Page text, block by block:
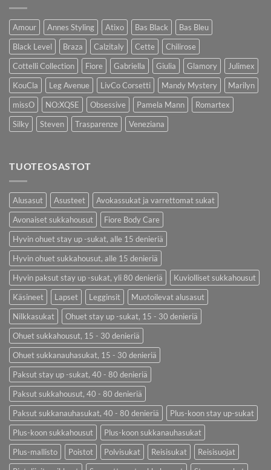
Amour Annes Styling Atixo Bas Black
Bas Bleu
Black Level
Braza Calzitaly Cette
Chilirose
Cottelli Collection
Fiore Gabriella Giulia Glamory
Julimex
KouCla
Leg Avenue LivCo Corsetti Mandy Mystery
Marilyn
missO
NO:XQSE Obsessive Pamela Mann
Romartex
Silky
Steven Trasparenze Veneziana
TUOTEOSASTOT
Alusasut Asusteet
Avokassukat ja varrettomat sukat
Avonaiset sukkahousut
Fiore Body Care
Hyvin ohuet stay up -sukat, alle 15 denieriä
Hyvin ohuet sukkahousut, alle 15 denieriä
Hyvin paksut stay up -sukat, yli 80 denieriä
Kuviolliset sukkahousut
Käsineet
Lapset Legginsit
Muotoilevat alusasut
Nilkkasukat
Ohuet stay up -sukat, 15 - 30 denieriä
Ohuet sukkahousut, 15 - 30 denieriä
Ohuet sukkanauhasukat, 15 - 30 denieriä
Paksut stay up -sukat, 40 - 80 denieriä
Paksut sukkahousut, 40 - 80 denieriä
Paksut sukkanauhasukat, 40 - 80 denieriä
Plus-koon stay up-sukat
Plus-koon sukkahousut
Plus-koon sukkanauhasukat
Plus-mallisto
Poistot Polvisukat Reisisukat
Reisisuojat